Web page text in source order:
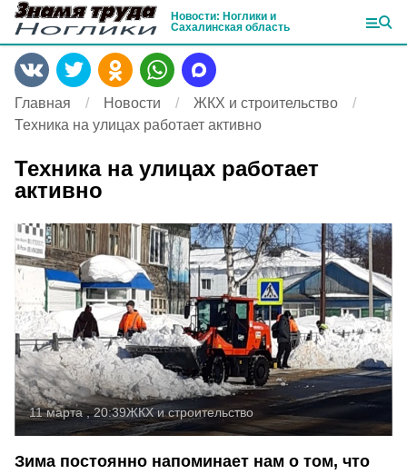
Новости: Ноглики и
Сахалинская область
Главная Новости
ЖКХ и строительство
Техника на улицах работает активно
Техника на улицах работает
активно
11 марта , 20:39ЖКХ и строительство
Зима постоянно напоминает нам о том, что